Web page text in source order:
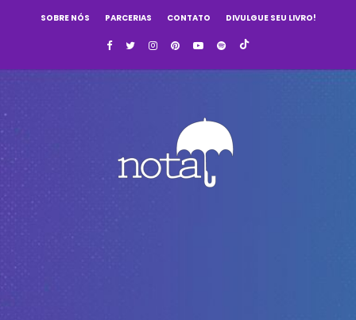
SOBRE NÓS PARCERIAS CONTATO DIVULGUE SEU LIVRO!